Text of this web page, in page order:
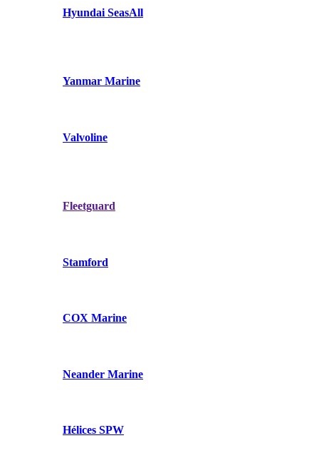
Hyundai SeasAll
Yanmar Marine
Valvoline
Fleetguard
Stamford
COX Marine
Neander Marine
Hélices SPW